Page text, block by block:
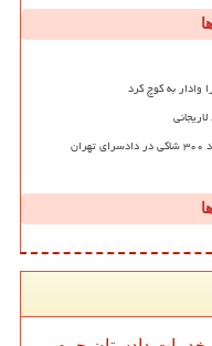
وادار به کوچ کرد